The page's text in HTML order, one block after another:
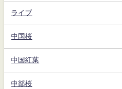
ライブ
中国桜
中国紅葉
中部桜